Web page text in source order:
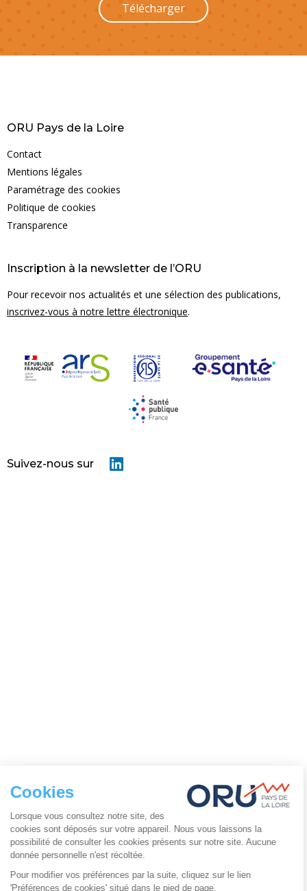
Télécharger
ORU Pays de la Loire
Contact
Mentions légales
Paramétrage des cookies
Politique de cookies
Transparence
Inscription à la newsletter de l’ORU
Pour recevoir nos actualités et une sélection des publications,
inscrivez-vous à notre lettre électronique.
Suivez-nous sur
Cookies
Lorsque vous consultez notre site, des
cookies sont déposés sur votre appareil. Nous vous laissons la
possibilité de consulter les cookies présents sur notre site. Aucune
donnée personnelle n'est récoltée.
Pour modifier vos préférences par la suite, cliquez sur le lien
'Préférences de cookies' situé dans le pied de page.